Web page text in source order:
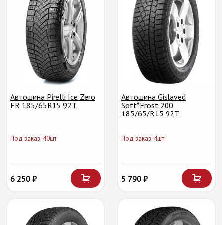
Автошина Pirelli Ice Zero
FR 185/65R15 92T
Под заказ: 40шт.
6 250 ₽
Автошина Gislaved
Soft*Frost 200
185/65/R15 92T
Под заказ: 4шт.
5 790 ₽